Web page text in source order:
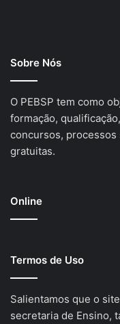
Sobre Nós
O PEBSP tem como
formação,
concursos,
gratuitas.
Online
Termos de Uso
Salientamos que o
secretaria de Ensino,